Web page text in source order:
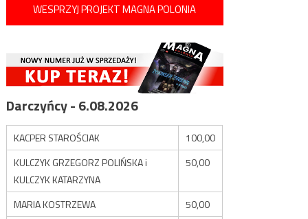
WESPRZYJ PROJEKT MAGNA POLONIA
Darczyńcy - 6.08.2026
KACPER STAROŚCIAK
100,00
KULCZYK GRZEGORZ POLIŃSKA i
KULCZYK KATARZYNA
50,00
MARIA KOSTRZEWA 50,00